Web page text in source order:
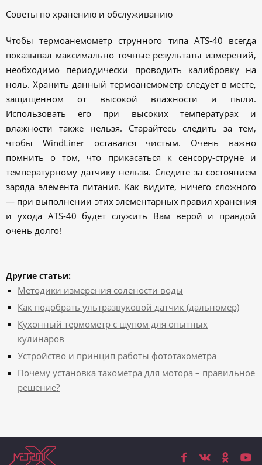
Советы по хранению и обслуживанию
Чтобы термоанемометр струнного типа ATS-40 всегда
показывал максимально точные результаты измерений,
необходимо периодически проводить калибровку на
ноль. Хранить данный термоанемометр следует в месте,
защищенном от высокой влажности и пыли.
Использовать его при высоких температурах и
влажности также нельзя. Старайтесь следить за тем,
чтобы WindLiner оставался чистым. Очень важно
помнить о том, что прикасаться к сенсору-струне и
температурному датчику нельзя. Следите за состоянием
заряда элемента питания. Как видите, ничего сложного
— при выполнении этих элементарных правил хранения
и ухода ATS-40 будет служить Вам верой и правдой
очень долго!
Другие статьи:
Методики измерения солености воды
Как подобрать ультразвуковой датчик (дальномер)
Кухонный термометр с щупом для опытных
кулинаров
Устройство и принцип работы фототахометра
Почему установка тахометра для мотора – правильное
решение?